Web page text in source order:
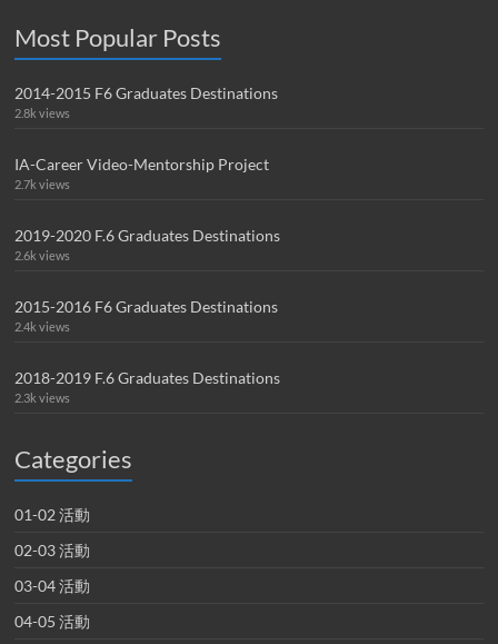
Most Popular Posts
2014-2015 F6 Graduates Destinations
2.8k views
IA-Career Video-Mentorship Project
2.7k views
2019-2020 F.6 Graduates Destinations
2.6k views
2015-2016 F6 Graduates Destinations
2.4k views
2018-2019 F.6 Graduates Destinations
2.3k views
Categories
01-02 活動
02-03 活動
03-04 活動
04-05 活動